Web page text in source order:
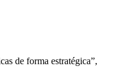
de forma estratégica”,